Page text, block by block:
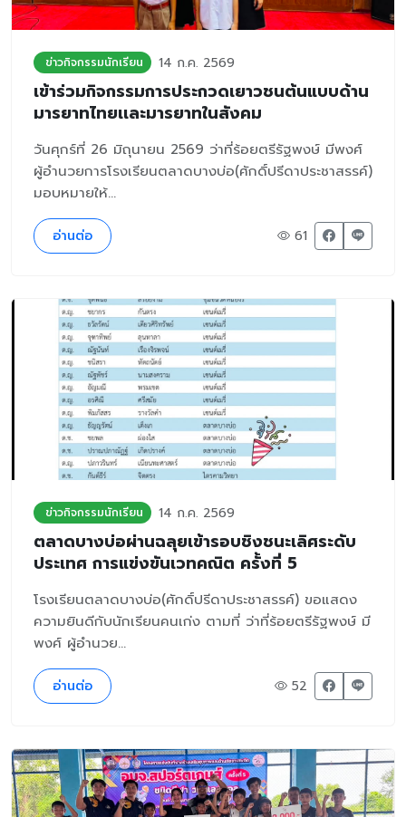
ข่าวกิจกรรมนักเรียน 14 ก.ค. 2569
เข้าร่วมกิจกรรมการประกวดเยาวชนต้นแบบด้าน
มารยาทไทยเเละมารยาทในสังคม
วันศุกร์ที่ 26 มิถุนายน 2569 ว่าที่ร้อยตรีรัฐพงษ์ มีพงศ์
ผู้อำนวยการโรงเรียนตลาดบางบ่อ(ศักดิ์ปรีดาประชาสรรค์)
มอบหมายให้...
อ่านต่อ 61
ข่าวกิจกรรมนักเรียน 14 ก.ค. 2569
ตลาดบางบ่อผ่านฉลุยเข้ารอบชิงชนะเลิศระดับ
ประเทศ การแข่งขันเวทคณิต ครั้งที่ 5
โรงเรียนตลาดบางบ่อ(ศักดิ์ปรีดาประชาสรรค์) ขอแสดง
ความยินดีกับนักเรียนคนเก่ง ตามที่ ว่าที่ร้อยตรีรัฐพงษ์ มี
พงศ์ ผู้อำนวย...
อ่านต่อ 52